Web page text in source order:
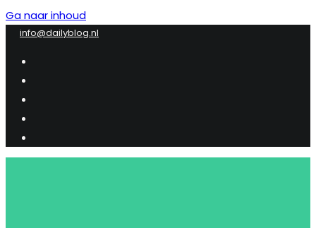
Ga naar inhoud
info@dailyblog.nl